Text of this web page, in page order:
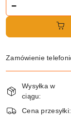
Zamówienie
i
dostawa
Wysyłka w
ciągu:
Cena przesyłki: